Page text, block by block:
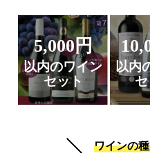
5,000円
以内のワイン
セット
以内
ワインの